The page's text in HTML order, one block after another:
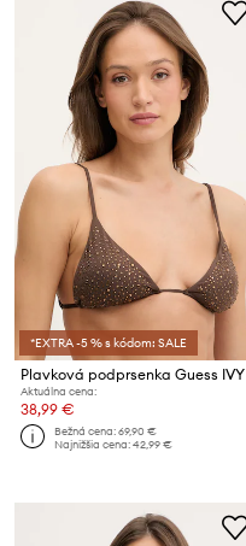
*EXTRA -5 % s kódom: SALE
Plavková podprsenka Guess IVY
Aktuálna cena:
38,99 €
Bežná cena:69,90 €
Najnižšia cena:42,99 €